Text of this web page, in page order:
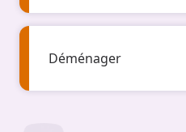
Déménager